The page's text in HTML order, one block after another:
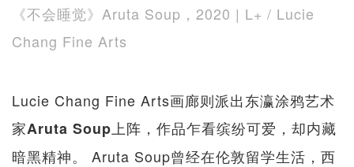
《不会睡觉》Aruta Soup，2020 | L+ / Lucie
Chang Fine Arts
Lucie Chang Fine Arts画廊则派出东瀛涂鸦艺术
家Aruta Soup 上阵，作品乍看缤纷可爱，却内藏
暗黑精神。 Aruta Soup曾经在伦敦留学生活，西